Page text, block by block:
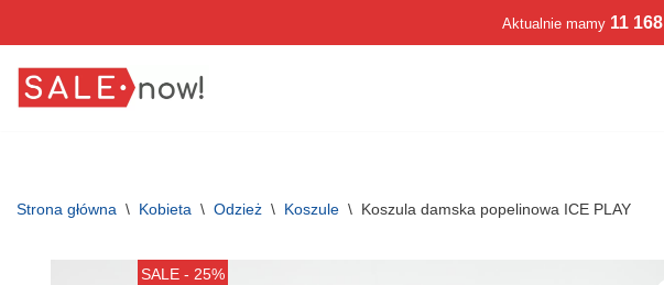
do
Aktualnie mamy 11 168
Strona główna \ Kobieta \ Odzież \ Koszule \ Koszula damska popelinowa ICE PLAY
SALE - 25%